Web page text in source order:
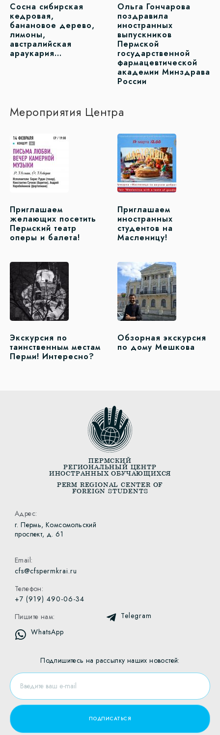
Сосна сибирская
кедровая,
банановое дерево,
лимоны,
австралийская
араукария…
Ольга Гончарова
поздравила
иностранных
выпускников
Пермской
государственной
фармацевтической
академии Минздрава
России
Мероприятия Центра
Приглашаем
желающих посетить
Пермский театр
оперы и балета!
Приглашаем
иностранных
студентов на
Масленицу!
Экскурсия по
таинственным местам
Перми! Интересно?
Обзорная экскурсия
по дому Мешкова
ПЕРМСКИЙ
РЕГИОНАЛЬНЫЙ ЦЕНТР
ИНОСТРАННЫХ ОБУЧАЮЩИХСЯ
PERM REGIONAL CENTER OF
FOREIGN STUDENTS
Адрес:
г. Пермь, Комсомольский
проспект, д. 61
Email:
cfs@cfspermkrai.ru
Телефон:
+7 (919) 490-06-34
Пишите нам:
Telegram
WhatsApp
Подпишитесь на рассылку наших новостей: